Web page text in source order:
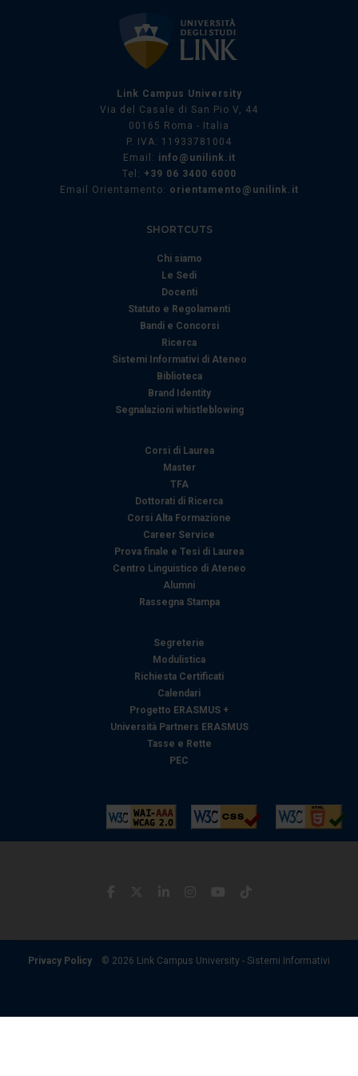
Link Campus University
Via del Casale di San Pio V, 44
00165 Roma - Italia
P. IVA: 11933781004
Email: info@unilink.it
Tel: +39 06 3400 6000
Email Orientamento: orientamento@unilink.it
SHORTCUTS
Chi siamo
Le Sedi
Docenti
Statuto e Regolamenti
Bandi e Concorsi
Ricerca
Sistemi Informativi di Ateneo
Biblioteca
Brand Identity
Segnalazioni whistleblowing
Corsi di Laurea
Master
TFA
Dottorati di Ricerca
Corsi Alta Formazione
Career Service
Prova finale e Tesi di Laurea
Centro Linguistico di Ateneo
Alumni
Rassegna Stampa
Segreterie
Modulistica
Richiesta Certificati
Calendari
Progetto ERASMUS +
Università Partners ERASMUS
Tasse e Rette
PEC
Privacy Policy © 2026 Link Campus University - Sistemi Informativi